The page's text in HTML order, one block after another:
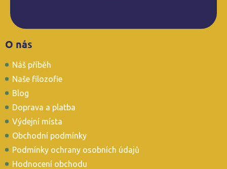
O nás
Náš příběh
Naše filozofie
Blog
Doprava a platba
Výdejní místa
Obchodní podmínky
Podmínky ochrany osobních údajů
Hodnocení obchodu